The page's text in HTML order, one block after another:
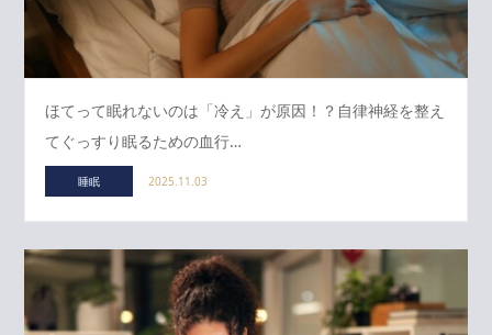
ほてって眠れないのは「冷え」が原因！？自律神経を整え
てぐっすり眠るための血行…
睡眠 2025.11.03